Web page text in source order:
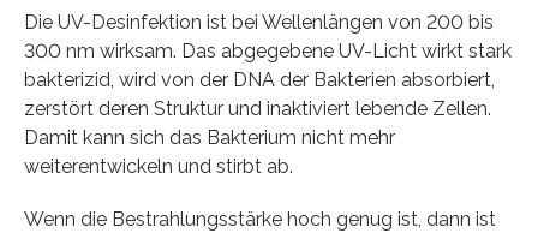
Die UV-Desinfektion ist bei Wellenlängen von 200 bis
300 nm wirksam. Das abgegebene UV-Licht wirkt stark
bakterizid, wird von der DNA der Bakterien absorbiert,
zerstört deren Struktur und inaktiviert lebende Zellen.
Damit kann sich das Bakterium nicht mehr
weiterentwickeln und stirbt ab.
Wenn die Bestrahlungsstärke hoch genug ist, dann ist